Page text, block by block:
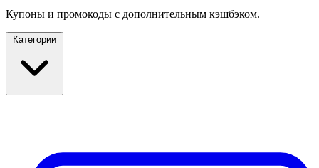
Купоны и промокоды с дополнительным кэшбэком.
Категории